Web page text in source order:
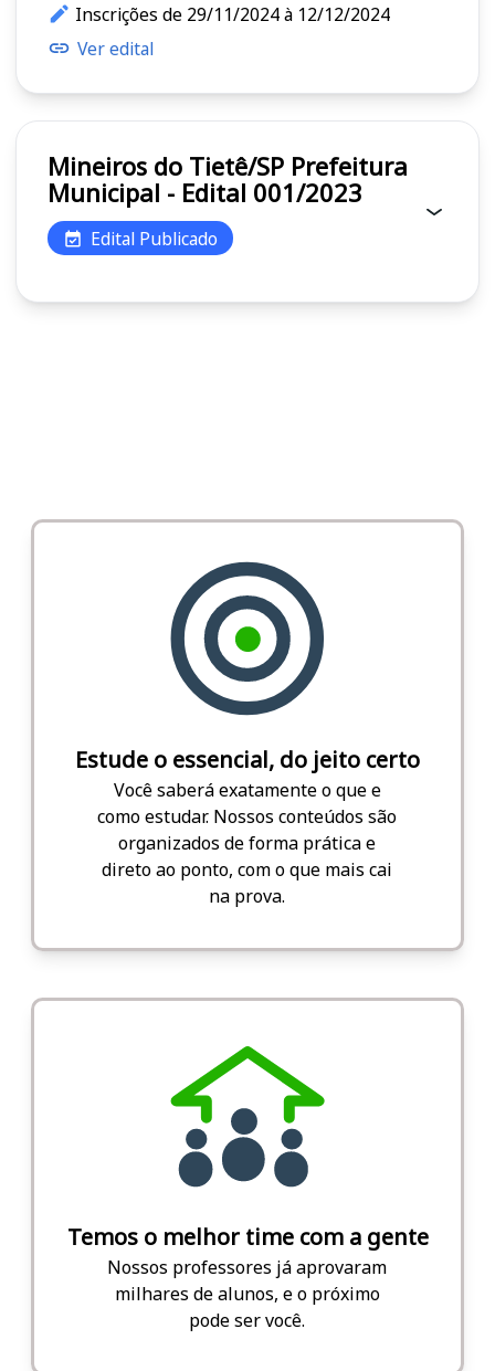
Inscrições de 29/11/2024 à 12/12/2024
Ver edital
Mineiros do Tietê/SP Prefeitura
Municipal - Edital 001/2023
Edital Publicado
Estude o essencial, do jeito certo
Você saberá exatamente o que e
como estudar. Nossos conteúdos são
organizados de forma prática e
direto ao ponto, com o que mais cai
na prova.
Temos o melhor time com a gente
Nossos professores já aprovaram
milhares de alunos, e o próximo
pode ser você.